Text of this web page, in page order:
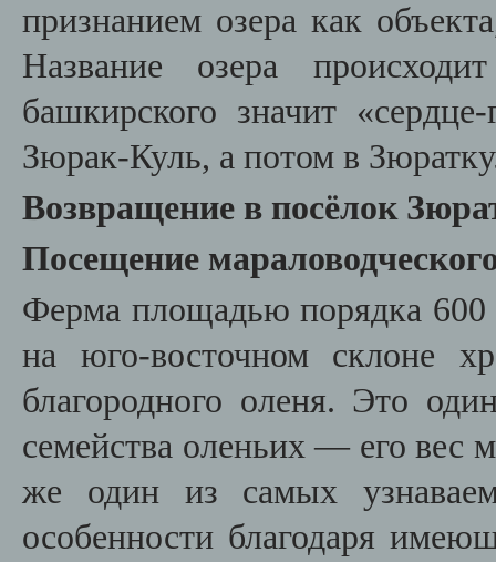
признанием озера как
Название озера
башкирского значит
Зюрак-Куль, а потом в
Возвращение в посёлок
Посещение
Ферма площадью порядка 600
на юго-восточном склоне
благородного оленя. Это
семейства оленьих — его вес
же один из самых
особенности благодаря